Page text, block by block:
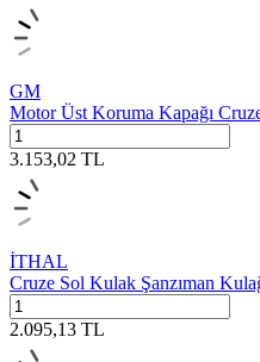
GM
Motor Üst Koruma Kapağı
3.153,02 TL
İTHAL
Cruze Sol Kulak Şanzıman
2.095,13 TL